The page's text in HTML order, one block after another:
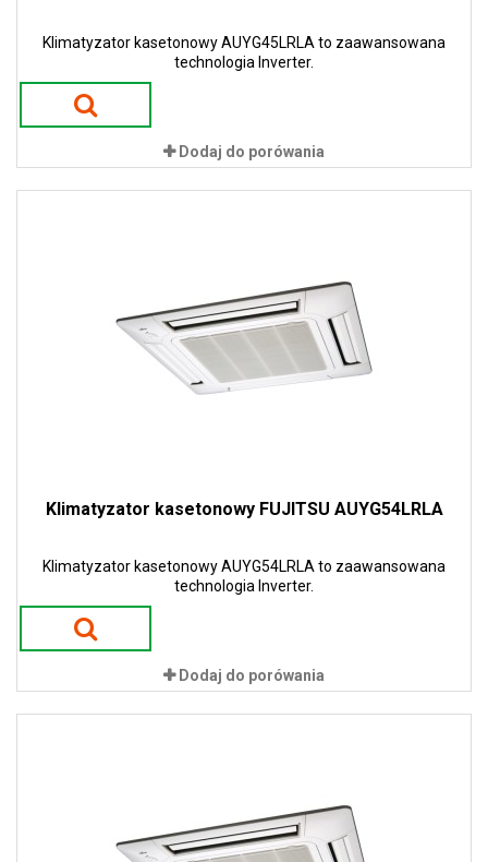
Klimatyzator kasetonowy AUYG45LRLA to zaawansowana
technologia Inverter.
Dodaj do porówania
Klimatyzator kasetonowy FUJITSU AUYG54LRLA
Klimatyzator kasetonowy AUYG54LRLA to zaawansowana
technologia Inverter.
Dodaj do porówania